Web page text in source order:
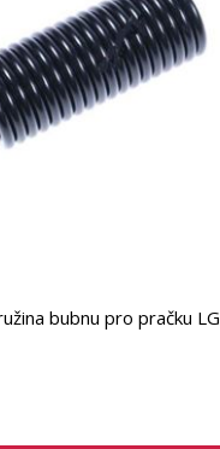
bubnu pro pračku LG